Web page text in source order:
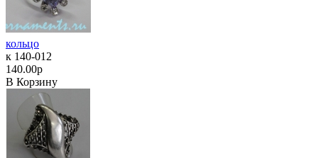
кольцо
к 140-012
140.00р
В Корзину